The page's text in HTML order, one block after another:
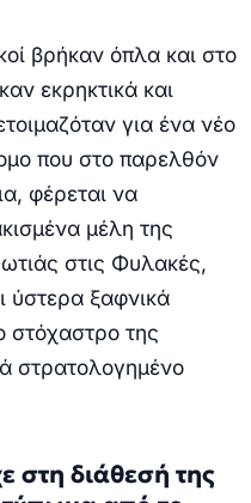
βρήκαν όπλα και στο
εκρηκτικά και
για ένα νέο
που στο παρελθόν
φέρεται να
μέλη της
στις Φυλακές,
ύστερα ξαφνικά
στόχαστρο της
στρατολογημένο
στη διάθεσή της